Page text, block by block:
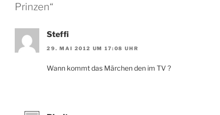
Prinzen“
Steffi
29. MAI 2012 UM 17:08 UHR
Wann kommt das Märchen den im TV ?